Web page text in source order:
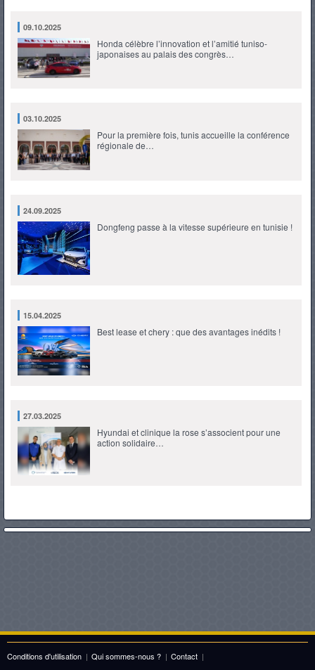
09.10.2025
Honda célèbre l’innovation et l’amitié tuniso-
japonaises au palais des congrès…
03.10.2025
Pour la première fois, tunis accueille la conférence
régionale de…
24.09.2025
Dongfeng passe à la vitesse supérieure en tunisie !
15.04.2025
Best lease et chery : que des avantages inédits !
27.03.2025
Hyundai et clinique la rose s’associent pour une
action solidaire…
Conditions d'utilisation | Qui sommes-nous ? | Contact |